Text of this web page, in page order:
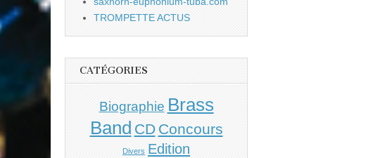
TROMPETTE ACTUS
CATÉGORIES
Biographie Brass
Band CD Concours
Divers Edition